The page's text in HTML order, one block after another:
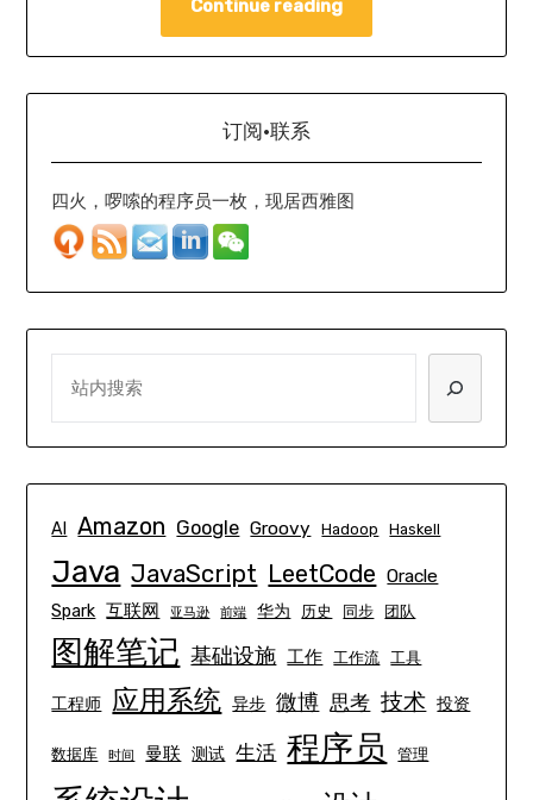
Continue reading
订阅·联系
四火，啰嗦的程序员一枚，现居西雅图
AI Amazon Google Groovy Hadoop Haskell
Java JavaScript LeetCode Oracle
Spark 互联网 亚马逊 前端 华为 历史 同步 团队
图解笔记 基础设施 工作 工作流 工具
工程师 应用系统 异步 微博 思考 技术 投资
数据库 时间 曼联 测试 生活 程序员 管理